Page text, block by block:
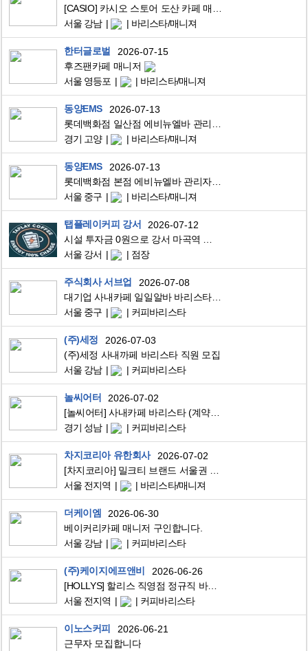
서울 강남
바리스타/매니져
한터글로벌
2026-07-15
후즈팬카페 매니저
서울 영등포
바리스타/매니져
동양EMS
2026-07-13
경기 고양
바리스타/매니져
동양EMS
2026-07-13
롯데백화점 본점 에비뉴엘바 관리자 채용
서울 중구
바리스타/매니져
탭플레이커피 강서
2026-07-12
서울 강서
점장
주식회사 서브업
2026-07-08
대기업 사내카페 일일알바 바리스타 구인합니다
서울 중구
커피바리스타
(주)세정
2026-07-03
(주)세정 사내까페 바리스타 직원 모집
서울 강남
커피바리스타
놀씨어터
2026-07-02
경기 성남
커피바리스타
차지코리아 유한회사
2026-07-02
서울 전지역
바리스타/매니져
더케이엠
2026-06-30
베이커리카페 매니저 구인합니다.
서울 강남
커피바리스타
(주)케이지에프앤비
2026-06-26
[HOLLYS] 할리스 직영점 정규직 바리스타 채용 (서울 전역)
서울 전지역
커피바리스타
이노스커피
2026-06-21
근무자 모집합니다